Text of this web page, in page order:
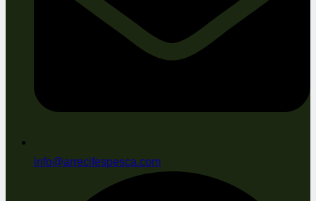
info@arrecifespesca.com